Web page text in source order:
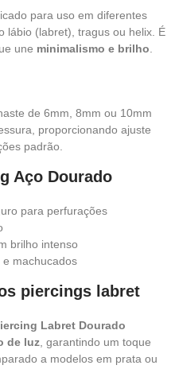
para uso em diferentes
lábio (labret), tragus ou helix. É
une minimalismo e brilho
de 6mm, 8mm ou 10mm
proporcionando ajuste
padrão.
Aço Dourado
para perfurações
brilho intenso
machucados
piercings labret
Labret Dourado
de luz , garantindo um toque
a modelos em prata ou